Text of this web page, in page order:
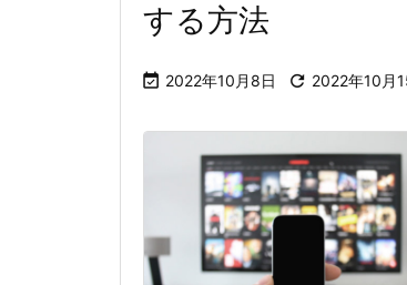
する方法
 2022年10月8日  2022年10月